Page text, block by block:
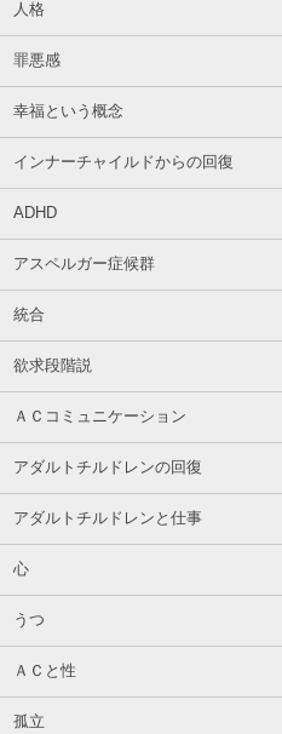
人格
罪悪感
幸福という概念
インナーチャイルドからの回復
ADHD
アスペルガー症候群
統合
欲求段階説
ＡＣコミュニケーション
アダルトチルドレンの回復
アダルトチルドレンと仕事
心
うつ
ＡＣと性
孤立